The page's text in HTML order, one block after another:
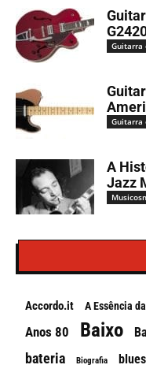
Guitarra
Guitarra
A
Jazz
Accordo.it A Essência
Anos 80 Baixo
bateria Biografia blues